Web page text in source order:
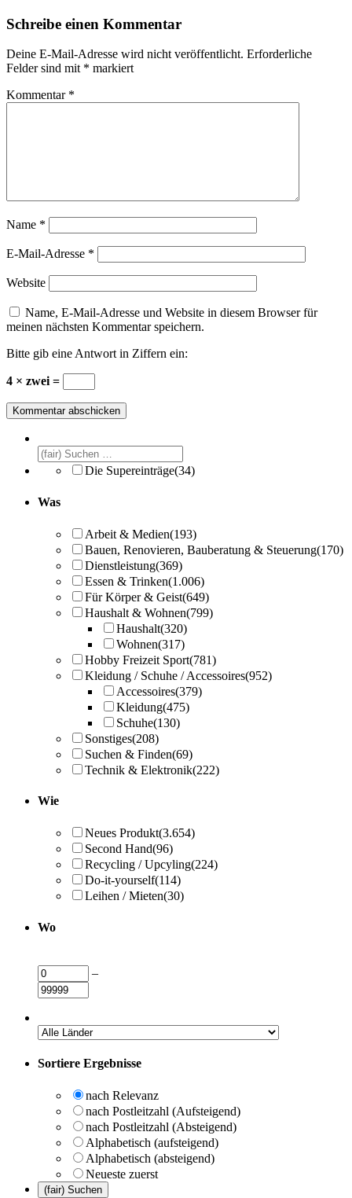
Schreibe einen Kommentar
Deine E-Mail-Adresse wird nicht veröffentlicht. Erforderliche
Felder sind mit * markiert
Kommentar *
Name *
E-Mail-Adresse *
Website
Name, E-Mail-Adresse und Website in diesem Browser für
meinen nächsten Kommentar speichern.
Bitte gib eine Antwort in Ziffern ein:
4 × zwei =
Die Supereinträge(34)
Was
Arbeit & Medien(193)
Bauen, Renovieren, Bauberatung & Steuerung(170)
Dienstleistung(369)
Essen & Trinken(1.006)
Für Körper & Geist(649)
Haushalt & Wohnen(799)
Haushalt(320)
Wohnen(317)
Hobby Freizeit Sport(781)
Kleidung / Schuhe / Accessoires(952)
Accessoires(379)
Kleidung(475)
Schuhe(130)
Sonstiges(208)
Suchen & Finden(69)
Technik & Elektronik(222)
Wie
Neues Produkt(3.654)
Second Hand(96)
Recycling / Upcyling(224)
Do-it-yourself(114)
Leihen / Mieten(30)
Wo
–
Sortiere Ergebnisse
nach Relevanz
nach Postleitzahl (Aufsteigend)
nach Postleitzahl (Absteigend)
Alphabetisch (aufsteigend)
Alphabetisch (absteigend)
Neueste zuerst